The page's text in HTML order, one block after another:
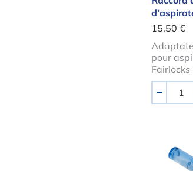
15,50 €
pour
Fairlocks
Quantité